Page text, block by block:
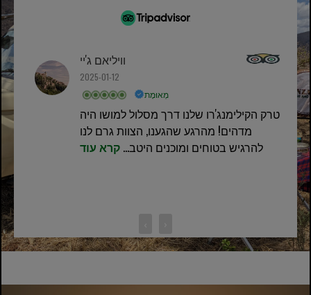
וויליאם ג'יי
2025-01-12
מְאוּמָת
טרק הקילימנג'רו שלנו דרך מסלול למושו היה
מדהים! מהרגע שהגענו, הצוות גרם לנו
להרגיש בטוחים ומוכנים היטב... קרא עוד